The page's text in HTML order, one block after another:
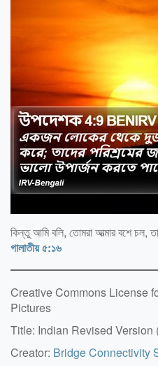
কিন্তু আমি বলি, তোমরা আত্মার বশে চল,
গালাতীয় ৫:১৬
Creative Commons License
Pictures
Title: Indian Revised Version
Creator: Bridge Connectivity